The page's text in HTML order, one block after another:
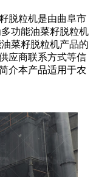
脱粒机是由曲阜市
功能油菜籽脱粒机
菜籽脱粒机产品的
应商联系方式等信
介本产品适用于农